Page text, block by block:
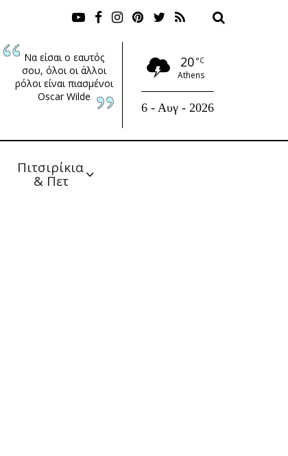
Να είσαι ο εαυτός
σου, όλοι οι άλλοι
ρόλοι είναι πιασμένοι
Oscar Wilde
20 °C
Athens
6 - Αυγ - 2026
Πιτσιρίκια
& Πετ